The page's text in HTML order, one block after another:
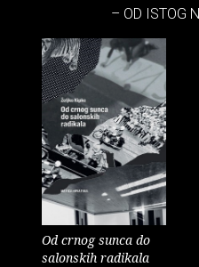
– OD ISTOG
Od crnog sunca do
salonskih radikala